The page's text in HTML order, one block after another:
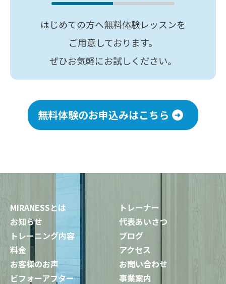
はじめての方へ無料体験レッスンを
ご用意しております。
ぜひお気軽にお試しください。
無料体験のお申込みはこちら
MIRANESSとは
お知らせ
トレーニング内容
料金
お客様のお声
ビフォーアフター
トレーナー
代表あいさつ
ブログ
アクセス
お問い合わせ
事業案内